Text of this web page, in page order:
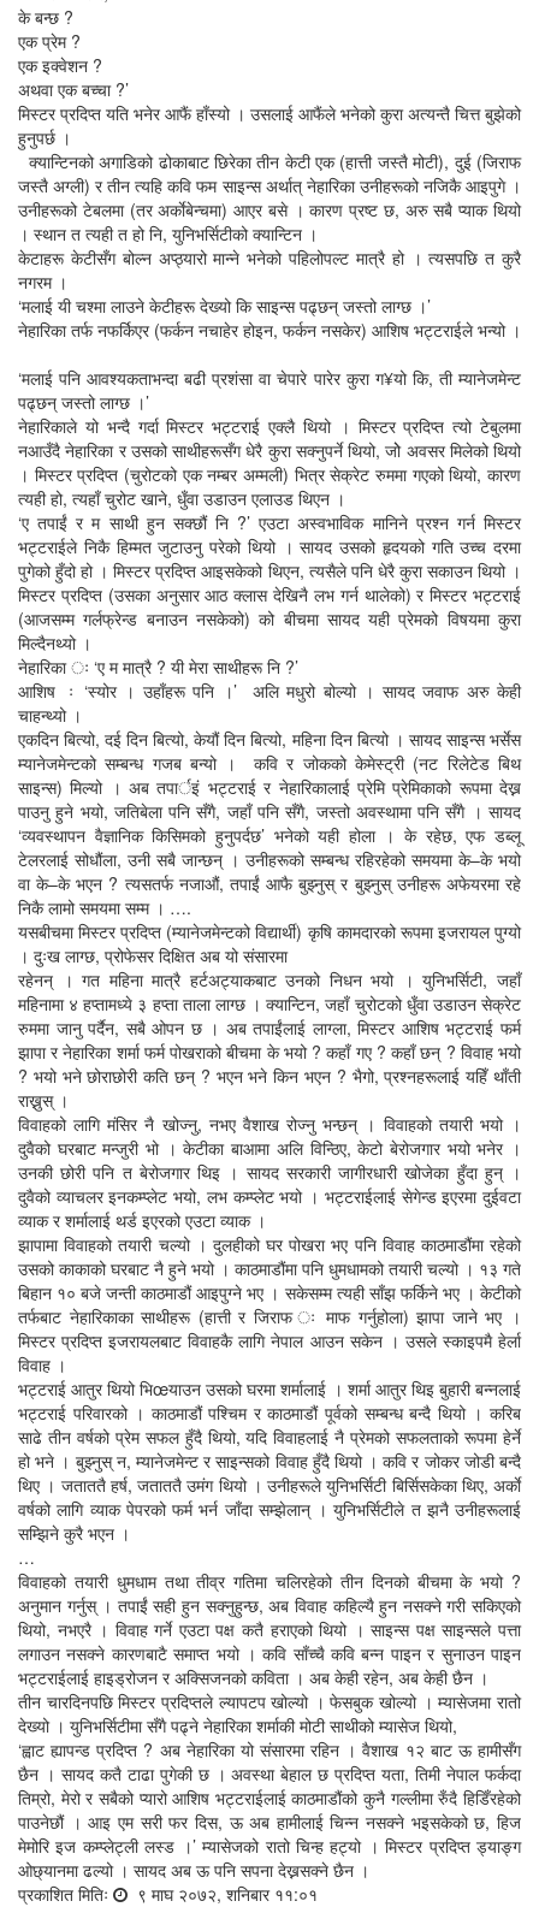
के बन्छ ?
एक प्रेम ?
एक इक्वेशन ?
अथवा एक बच्चा ?’
मिस्टर प्रदिप्त यति भनेर आफैं हाँस्यो । उसलाई आफैंले भनेको कुरा अत्यन्तै चित्त बुझेको
हुनुपर्छ ।
क्यान्टिनको अगाडिको ढोकाबाट छिरेका तीन केटी एक (हात्ती जस्तै मोटी), दुई (जिराफ
जस्तै अग्ली) र तीन त्यहि कवि फम साइन्स अर्थात् नेहारिका उनीहरूको नजिकै आइपुगे ।
उनीहरूको टेबलमा (तर अर्काेबेन्चमा) आएर बसे । कारण प्रष्ट छ, अरु सबै प्याक थियो
। स्थान त त्यही त हो नि, युनिभर्सिटीको क्यान्टिन ।
केटाहरू केटीसँग बोल्न अप्ठ्यारो मान्ने भनेको पहिलोपल्ट मात्रै हो । त्यसपछि त कुरै
नगरम ।
‘मलाई यी चश्मा लाउने केटीहरू देख्यो कि साइन्स पढ्छन् जस्तो लाग्छ ।’
नेहारिका तर्फ नफर्किएर (फर्कन नचाहेर होइन, फर्कन नसकेर) आशिष भट्टराईले भन्यो ।
‘मलाई पनि आवश्यकताभन्दा बढी प्रशंसा वा चेपारे पारेर कुरा ग¥यो कि, ती म्यानेजमेन्ट
पढ्छन् जस्तो लाग्छ ।’
नेहारिकाले यो भन्दै गर्दा मिस्टर भट्टराई एक्लै थियो । मिस्टर प्रदिप्त त्यो टेबुलमा
नआउँदै नेहारिका र उसको साथीहरूसँग धेरै कुरा सक्नुपर्ने थियो, जोे अवसर मिलेको थियो
। मिस्टर प्रदिप्त (चुरोटको एक नम्बर अम्मली) भित्र सेक्रेट रुममा गएको थियो, कारण
त्यही हो, त्यहाँ चुरोट खाने, धुँवा उडाउन एलाउड थिएन ।
‘ए तपाईं र म साथी हुन सक्छौं नि ?’ एउटा अस्वभाविक मानिने प्रश्न गर्न मिस्टर
भट्टराईले निकै हिम्मत जुटाउनु परेको थियो । सायद उसको हृदयको गति उच्च दरमा
पुगेको हुँदो हो । मिस्टर प्रदिप्त आइसकेको थिएन, त्यसैले पनि धेरै कुरा सकाउन थियो ।
मिस्टर प्रदिप्त (उसका अनुसार आठ क्लास देखिनै लभ गर्न थालेको) र मिस्टर भट्टराई
(आजसम्म गर्लफ्रेन्ड बनाउन नसकेको) को बीचमा सायद यही प्रेमको विषयमा कुरा
मिल्दैनथ्यो ।
नेहारिका ः ‘ए म मात्रै ? यी मेरा साथीहरू नि ?’
आशिष ः ‘स्योर । उहाँहरू पनि ।’ अलि मधुरो बोल्यो । सायद जवाफ अरु केही
चाहन्थ्यो ।
एकदिन बित्यो, दई दिन बित्यो, केयौं दिन बित्यो, महिना दिन बित्यो । सायद साइन्स भर्सेस
म्यानेजमेन्टको सम्बन्ध गजब बन्यो । कवि र जोकको केमेस्ट्री (नट रिलेटेड बिथ
साइन्स) मिल्यो । अब तपार्इं भट्टराई र नेहारिकालाई प्रेमि प्रेमिकाको रूपमा देख्न
पाउनु हुने भयो, जतिबेला पनि सँगै, जहाँ पनि सँगै, जस्तो अवस्थामा पनि सँगै । सायद
‘व्यवस्थापन वैज्ञानिक किसिमको हुनुपर्दछ’ भनेको यही होला । के रहेछ, एफ डब्लू
टेलरलाई सोधौंला, उनी सबै जान्छन् । उनीहरूको सम्बन्ध रहिरहेको समयमा के–के भयो
वा के–के भएन ? त्यसतर्फ नजाऔं, तपाईं आफै बुझ्नुस् र बुझ्नुस् उनीहरू अफेयरमा रहे
निकै लामो समयमा सम्म । ….
यसबीचमा मिस्टर प्रदिप्त (म्यानेजमेन्टको विद्यार्थी) कृषि कामदारको रूपमा इजरायल पुग्यो
। दुःख लाग्छ, प्रोफेसर दिक्षित अब यो संसारमा
रहेनन् । गत महिना मात्रै हर्टअट्याकबाट उनको निधन भयो । युनिभर्सिटी, जहाँ
महिनामा ४ हप्तामध्ये ३ हप्ता ताला लाग्छ । क्यान्टिन, जहाँ चुरोटको धुँवा उडाउन सेक्रेट
रुममा जानु पर्दैन, सबै ओपन छ । अब तपाईंलाई लाग्ला, मिस्टर आशिष भट्टराई फर्म
झापा र नेहारिका शर्मा फर्म पोखराको बीचमा के भयो ? कहाँ गए ? कहाँ छन् ? विवाह भयो
? भयो भने छोराछोरी कति छन् ? भएन भने किन भएन ? भैगो, प्रश्नहरूलाई यहिँ थाँती
राख्नुस् ।
विवाहको लागि मंसिर नै खोज्नु, नभए वैशाख रोज्नु भन्छन् । विवाहको तयारी भयो ।
दुवैको घरबाट मन्जुरी भो । केटीका बाआमा अलि विन्ठिए, केटो बेरोजगार भयो भनेर ।
उनकी छोरी पनि त बेरोजगार थिइ । सायद सरकारी जागीरधारी खोजेका हुँदा हुन् ।
दुवैको व्याचलर इनकम्प्लेट भयो, लभ कम्प्लेट भयो । भट्टराईलाई सेगेन्ड इएरमा दुईवटा
व्याक र शर्मालाई थर्ड इएरको एउटा व्याक ।
झापामा विवाहको तयारी चल्यो । दुलहीको घर पोखरा भए पनि विवाह काठमाडौंमा रहेको
उसको काकाको घरबाट नै हुने भयो । काठमाडौंमा पनि धुमधामको तयारी चल्यो । १३ गते
बिहान १० बजे जन्ती काठमाडौं आइपुग्ने भए । सकेसम्म त्यही साँझ फर्किने भए । केटीको
तर्फबाट नेहारिकाका साथीहरू (हात्ती र जिराफ ः माफ गर्नुहोला) झापा जाने भए ।
मिस्टर प्रदिप्त इजरायलबाट विवाहकै लागि नेपाल आउन सकेन । उसले स्काइपमै हेर्ला
विवाह ।
भट्टराई आतुर थियो भिœयाउन उसको घरमा शर्मालाई । शर्मा आतुर थिइ बुहारी बन्नलाई
भट्टराई परिवारको । काठमाडौं पश्चिम र काठमाडौं पूर्वको सम्बन्ध बन्दै थियो । करिब
साढे तीन वर्षको प्रेम सफल हुँदै थियो, यदि विवाहलाई नै प्रेमको सफलताको रूपमा हेर्ने
हो भने । बुझ्नुस् न, म्यानेजमेन्ट र साइन्सको विवाह हुँदै थियो । कवि र जोकर जोडी बन्दै
थिए । जताततै हर्ष, जताततै उमंग थियो । उनीहरूले युनिभर्सिटी बिर्सिसकेका थिए, अर्काे
वर्षको लागि व्याक पेपरको फर्म भर्न जाँदा सम्झेलान् । युनिभर्सिटीले त झनै उनीहरूलाई
सम्झिने कुरै भएन ।
…
विवाहको तयारी धुमधाम तथा तीव्र गतिमा चलिरहेको तीन दिनको बीचमा के भयो ?
अनुमान गर्नुस् । तपाईं सही हुन सक्नुहुन्छ, अब विवाह कहिल्यै हुन नसक्ने गरी सकिएको
थियो, नभएरै । विवाह गर्ने एउटा पक्ष कतै हराएको थियो । साइन्स पक्ष साइन्सले पत्ता
लगाउन नसक्ने कारणबाटै समाप्त भयो । कवि साँच्चै कवि बन्न पाइन र सुनाउन पाइन
भट्टराईलाई हाइड्रोजन र अक्सिजनको कविता । अब केही रहेन, अब केही छैन ।
तीन चारदिनपछि मिस्टर प्रदिप्तले ल्यापटप खोल्यो । फेसबुक खोल्यो । म्यासेजमा रातो
देख्यो । युनिभर्सिटीमा सँगै पढ्ने नेहारिका शर्माकी मोटी साथीको म्यासेज थियो,
‘ह्वाट ह्यापन्ड प्रदिप्त ? अब नेहारिका यो संसारमा रहिन । वैशाख १२ बाट ऊ हामीसँग
छैन । सायद कतै टाढा पुगेकी छ । अवस्था बेहाल छ प्रदिप्त यता, तिमी नेपाल फर्कदा
तिम्रो, मेरो र सबैको प्यारो आशिष भट्टराईलाई काठमाडौंको कुनै गल्लीमा रुँदै हिडिँरहेको
पाउनेछौं । आइ एम सरी फर दिस, ऊ अब हामीलाई चिन्न नसक्ने भइसकेको छ, हिज
मेमोरि इज कम्प्लेट्ली लस्ड ।’ म्यासेजको रातो चिन्ह हट्यो । मिस्टर प्रदिप्त ड्याङ्ग
ओछ्यानमा ढल्यो । सायद अब ऊ पनि सपना देख्नसक्ने छैन ।
प्रकाशित मितिः
९ माघ २०७२, शनिबार ११:०१